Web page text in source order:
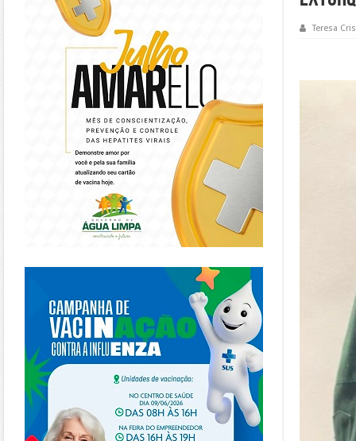
Teresa
https://piracanjuba.go.gov.br/